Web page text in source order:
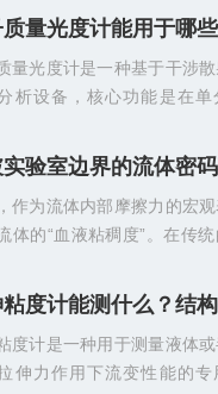
彻底改变了增材制造的成型
等常规3D打印设备，依
成型速度慢、层纹明显，
别于传统常规粘度检测设备
用量要求较低，可有效解决
获取样品的粘度检测难题
耗。仪器依托精密传感与
强，是材料研发、工业质检
生物医药、新材料、食品
液体物料的粘度是判定物
量光度计是一种基于干涉
析设备，核心功能是在单
需对样品进行标记或修饰，
在天然状态下的质量分布和
敏度高、样品需求量少、
用于生物、医药、科研等
分子质量光度计凭借无标记
适配蛋白质、核酸、大分
品的检测需求，为科研实
作为流体内部摩擦力的宏
体的“血液粘稠度”。在传统
繁琐的实验过程：搬运笨重
在恒温水浴中等待漫长的热
毫升甚至上百毫升的昂贵
着现代生物制药、新能源
度计是一种用于测量液体
伸力作用下流变性能的专